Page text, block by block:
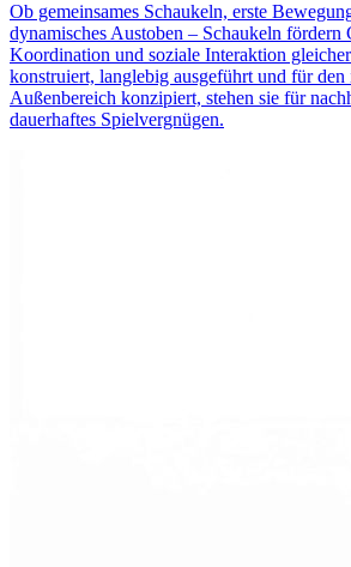
Ob gemeinsames Schaukeln, erste
dynamisches Austoben – Schaukeln fördern
Koordination und soziale Interaktion
konstruiert, langlebig ausgeführt und für
Außenbereich konzipiert, stehen sie für
dauerhaftes Spielvergnügen.